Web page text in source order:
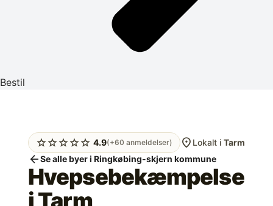
Bestil
starstarstarstarstar 4.9(+60 anmeldelser) location_on Lokalt i Tarm
arrow_backSe alle byer i Ringkøbing-skjern kommune
Hvepsebekæmpelse
iTarm